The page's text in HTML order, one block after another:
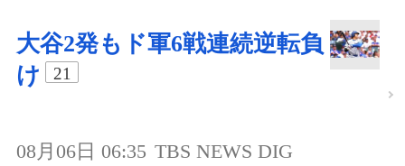
大谷2発もド軍6戦連続逆転負
け
21
08月06日 06:35 TBS NEWS DIG